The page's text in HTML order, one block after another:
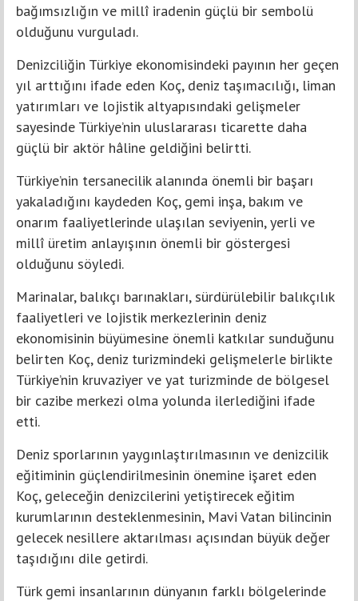
bağımsızlığın ve millî iradenin güçlü bir sembolü
olduğunu vurguladı.
Denizciliğin Türkiye ekonomisindeki payının her geçen
yıl arttığını ifade eden Koç, deniz taşımacılığı, liman
yatırımları ve lojistik altyapısındaki gelişmeler
sayesinde Türkiye’nin uluslararası ticarette daha
güçlü bir aktör hâline geldiğini belirtti.
Türkiye’nin tersanecilik alanında önemli bir başarı
yakaladığını kaydeden Koç, gemi inşa, bakım ve
onarım faaliyetlerinde ulaşılan seviyenin, yerli ve
millî üretim anlayışının önemli bir göstergesi
olduğunu söyledi.
Marinalar, balıkçı barınakları, sürdürülebilir balıkçılık
faaliyetleri ve lojistik merkezlerinin deniz
ekonomisinin büyümesine önemli katkılar sunduğunu
belirten Koç, deniz turizmindeki gelişmelerle birlikte
Türkiye’nin kruvaziyer ve yat turizminde de bölgesel
bir cazibe merkezi olma yolunda ilerlediğini ifade
etti.
Deniz sporlarının yaygınlaştırılmasının ve denizcilik
eğitiminin güçlendirilmesinin önemine işaret eden
Koç, geleceğin denizcilerini yetiştirecek eğitim
kurumlarının desteklenmesinin, Mavi Vatan bilincinin
gelecek nesillere aktarılması açısından büyük değer
taşıdığını dile getirdi.
Türk gemi insanlarının dünyanın farklı bölgelerinde